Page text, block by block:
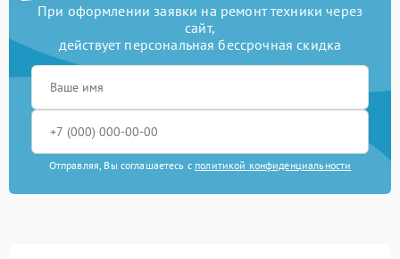
При оформлении заявки на ремонт техники через
сайт,
действует персональная бессрочная скидка
Отправляя, Вы соглашаетесь с политикой конфиденциальности